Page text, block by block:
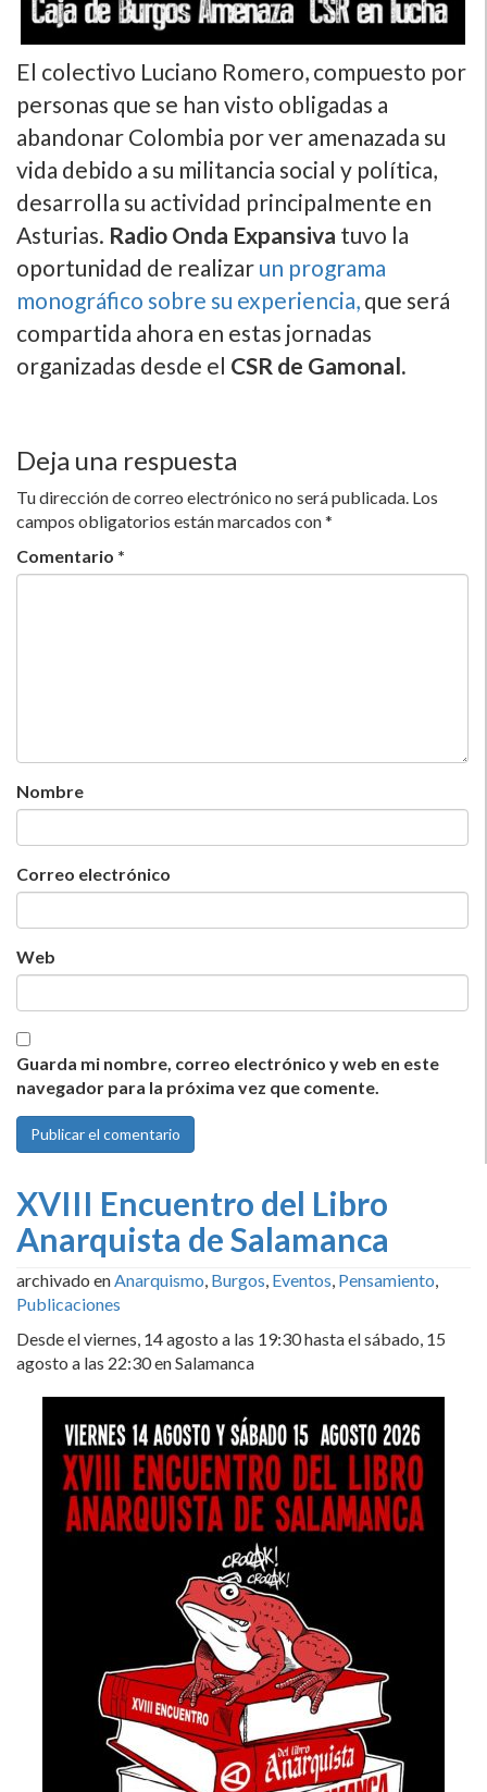
El colectivo Luciano Romero, compuesto por
personas que se han visto obligadas a
abandonar Colombia por ver amenazada su
vida debido a su militancia social y polí­tica,
desarrolla su actividad principalmente en
Asturias. Radio Onda Expansiva tuvo la
oportunidad de realizar un programa
monográfico sobre su experiencia, que será
compartida ahora en estas jornadas
organizadas desde el CSR de Gamonal.
Deja una respuesta
Tu dirección de correo electrónico no será publicada. Los
campos obligatorios están marcados con*
Comentario *
Nombre
Correo electrónico
Web
Guarda mi nombre, correo electrónico y web en este
navegador para la próxima vez que comente.
XVIII Encuentro del Libro
Anarquista de Salamanca
archivado enAnarquismo, Burgos, Eventos, Pensamiento,
Publicaciones
Desde el viernes, 14 agosto a las 19:30 hasta el sábado, 15
agosto a las 22:30 en Salamanca